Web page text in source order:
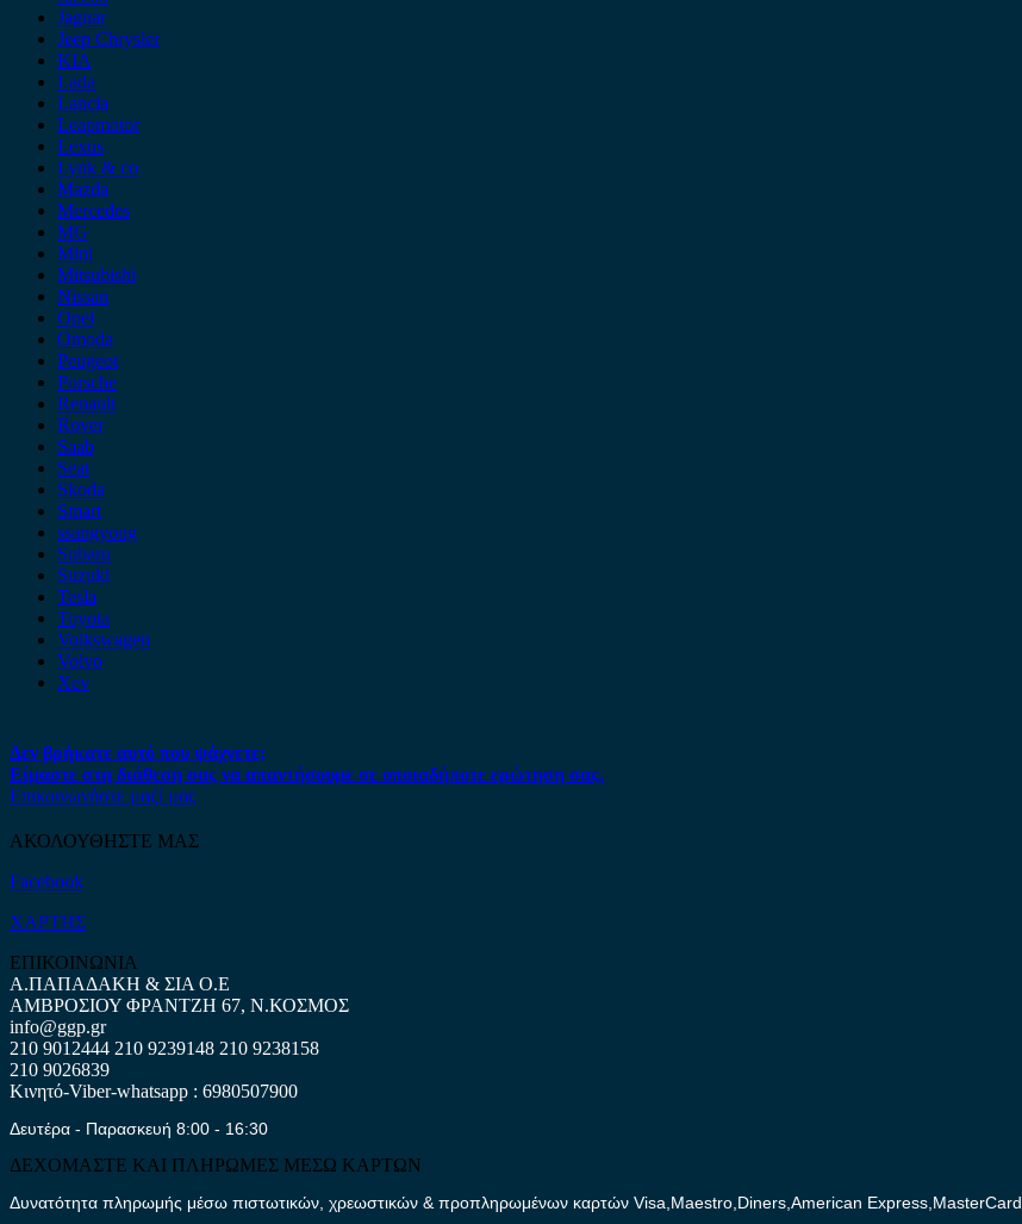
Jaguar
Jeep Chrysler
KIA
Lada
Lancia
Leapmotor
Lexus
Lynk & co
Mazda
Mercedes
MG
Mini
Mitsubishi
Nissan
Opel
Omoda
Peugeot
Porsche
Renault
Rover
Saab
Seat
Skoda
Smart
ssangyong
Subaru
Suzuki
Tesla
Toyota
Volkswagen
Volvo
Xev
Δεν βρήκατε αυτό που ψάχνετε;
Είμαστε στη διάθεση σας να απαντήσουμε σε οποιαδήποτε ερώτηση σας.
Επικοινωνήστε μαζί μας
ΑΚΟΛΟΥΘΗΣΤΕ ΜΑΣ
Facebook
ΧΑΡΤΗΣ
ΕΠΙΚΟΙΝΩΝΙΑ
Α.ΠΑΠΑΔΑΚΗ & ΣΙΑ Ο.Ε
ΑΜΒΡΟΣΙΟΥ ΦΡΑΝΤΖΗ 67, Ν.ΚΟΣΜΟΣ
info@ggp.gr
210 9012444 210 9239148 210 9238158
210 9026839
Κινητό-Viber-whatsapp : 6980507900
Δευτέρα - Παρασκευή 8:00 - 16:30
ΔΕΧΟΜΑΣΤΕ ΚΑΙ ΠΛΗΡΩΜΕΣ ΜΕΣΩ ΚΑΡΤΩΝ
Δυνατότητα πληρωμής μέσω πιστωτικών, χρεωστικών & προπληρωμένων καρτών Visa,Maestro,Diners,American Express,MasterCard.